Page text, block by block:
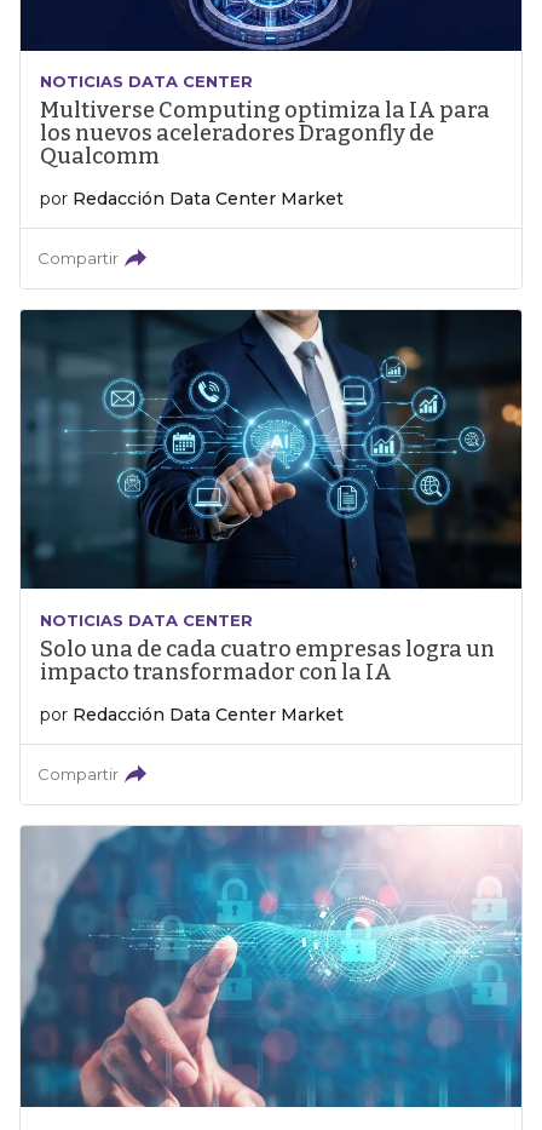
NOTICIAS DATA CENTER
Multiverse Computing optimiza la IA para
los nuevos aceleradores Dragonfly de
Qualcomm
por Redacción Data Center Market
Compartir
NOTICIAS DATA CENTER
Solo una de cada cuatro empresas logra un
impacto transformador con la IA
por Redacción Data Center Market
Compartir